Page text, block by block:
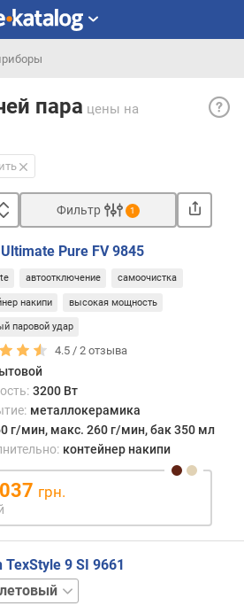
пара цены на
пара
пара
месту
Фильтр 1
Pure FV 9845
автоотключение самоочистка
накипи высокая мощность
паровой удар
4.5 /2 отзыва
3200 Вт
металлокерамика
г/мин, макс. 260 г/мин, бак 350 мл
контейнер накипи
грн.
TexStyle 9 SI 9661